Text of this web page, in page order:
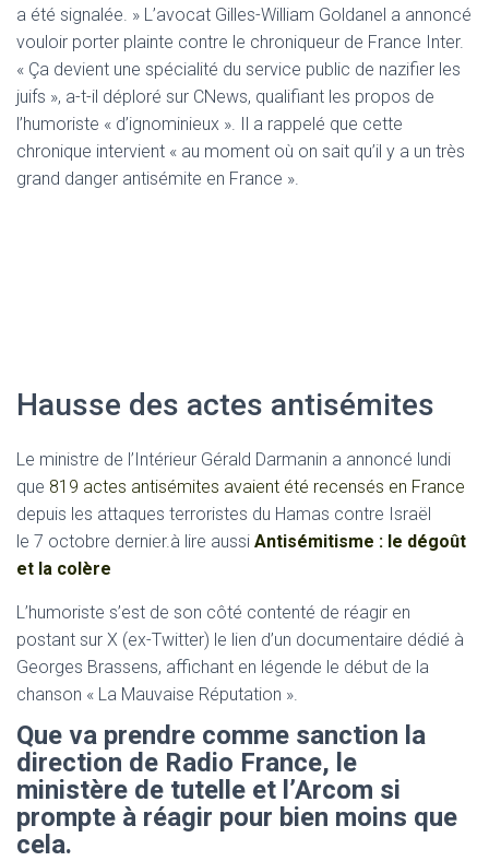
a été signalée. » L’avocat Gilles-William Goldanel a annoncé
vouloir porter plainte contre le chroniqueur de France Inter.
« Ça devient une spécialité du service public de nazifier les
juifs », a-t-il déploré sur CNews, qualifiant les propos de
l’humoriste « d’ignominieux ». Il a rappelé que cette
chronique intervient « au moment où on sait qu’il y a un très
grand danger antisémite en France ».
Hausse des actes antisémites
Le ministre de l’Intérieur Gérald Darmanin a annoncé lundi
que 819 actes antisémites avaient été recensés en France
depuis les attaques terroristes du Hamas contre Israël
le 7 octobre dernier.à lire aussi Antisémitisme : le dégoût
et la colère
L’humoriste s’est de son côté contenté de réagir en
postant sur X (ex-Twitter) le lien d’un documentaire dédié à
Georges Brassens, affichant en légende le début de la
chanson « La Mauvaise Réputation ».
Que va prendre comme sanction la
direction de Radio France, le
ministère de tutelle et l’Arcom si
prompte à réagir pour bien moins que
cela.